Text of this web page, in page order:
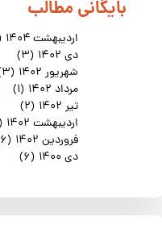
اردیبهشت ۱۴۰۴
دی ۱۴۰۲
(۳)
شهریور ۱۴۰۲
(۳)
مرداد ۱۴۰۲
(۱)
تیر ۱۴۰۲
(۲)
اردیبهشت ۱۴۰۲
(۶)
فروردین ۱۴۰۲
(۶)
دی ۱۴۰۰
(۶)
​بایگانی مطالب